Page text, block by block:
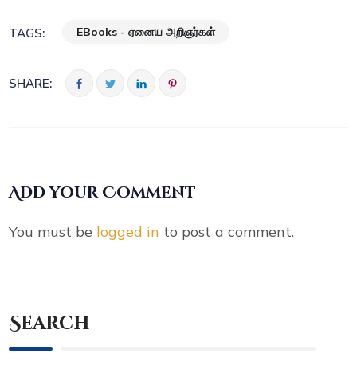
TAGS: EBooks - ஏனைய அறிஞர்கள்
SHARE:
Add your Comment
You must be logged in to post a comment.
Search